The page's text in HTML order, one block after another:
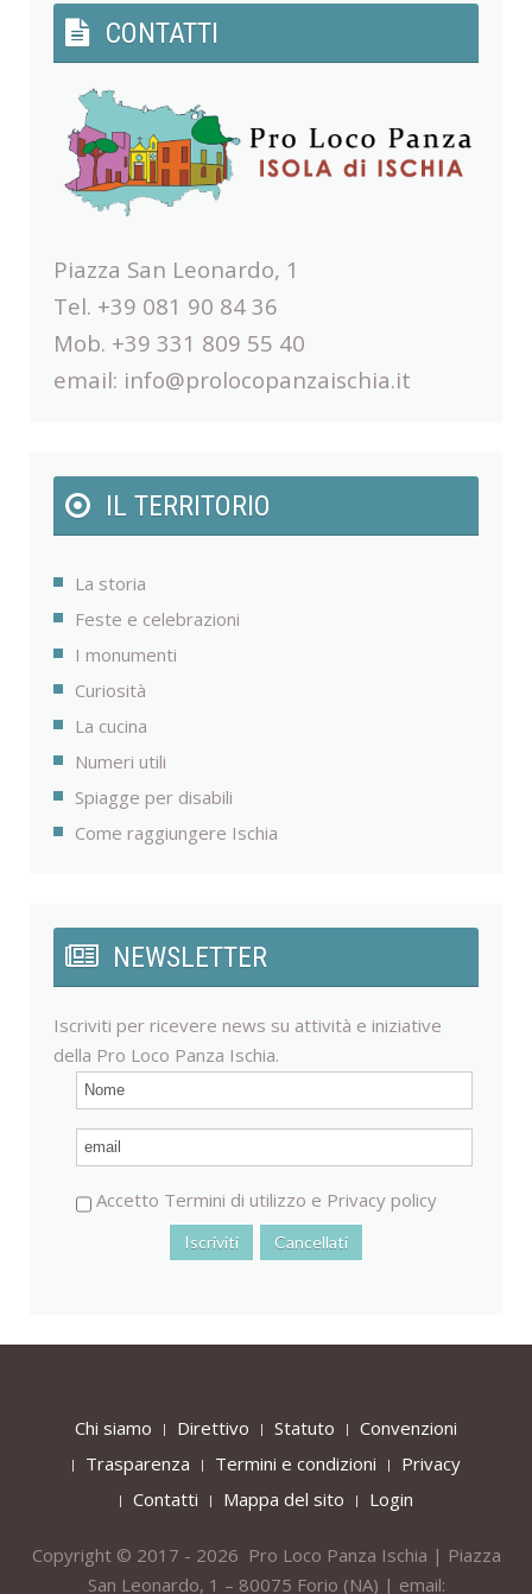
CONTATTI
Piazza San Leonardo, 1
Tel. +39 081 90 84 36
Mob. +39 331 809 55 40
email: info@prolocopanzaischia.it
IL TERRITORIO
La storia
Feste e celebrazioni
I monumenti
Curiosità
La cucina
Numeri utili
Spiagge per disabili
Come raggiungere Ischia
NEWSLETTER
Iscriviti per ricevere news su attività e iniziative
della Pro Loco Panza Ischia.
Accetto Termini di utilizzo e Privacy policy
Chi siamo Direttivo Statuto
Convenzioni
Trasparenza
Termini e condizioni
Privacy
Contatti
Mappa del sito Login
Copyright © 2017 - 2026 Pro Loco Panza Ischia | Piazza
San Leonardo, 1 – 80075 Forio (NA) | email: